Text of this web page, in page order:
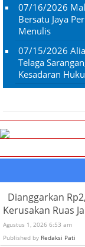
07/16/2026
Bersatu Jaya
Menulis
07/15/2026
Telaga
Kesadaran
Dianggarkan
Kerusakan Ruas
Agustus 1, 2026 6:53 am
Published by Redaksi Pati